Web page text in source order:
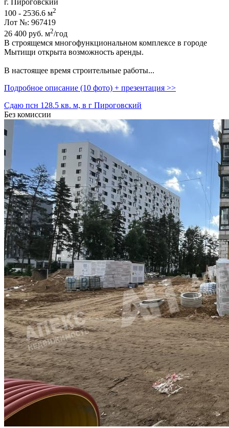
100 - 2536.6 м2
Лот №: 967419
26 400 руб. м2/год
В строящемся многофункциональном комплексе в городе
Мытищи открыта возможность аренды.
В настоящее время строительные работы...
Подробное описание (10 фото) + презентация >>
Сдаю псн 128.5 кв. м, в г Пироговский
Без комиссии